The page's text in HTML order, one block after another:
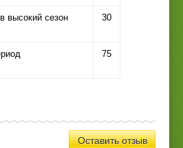
высокий сезон
30
75
Оставить отзыв